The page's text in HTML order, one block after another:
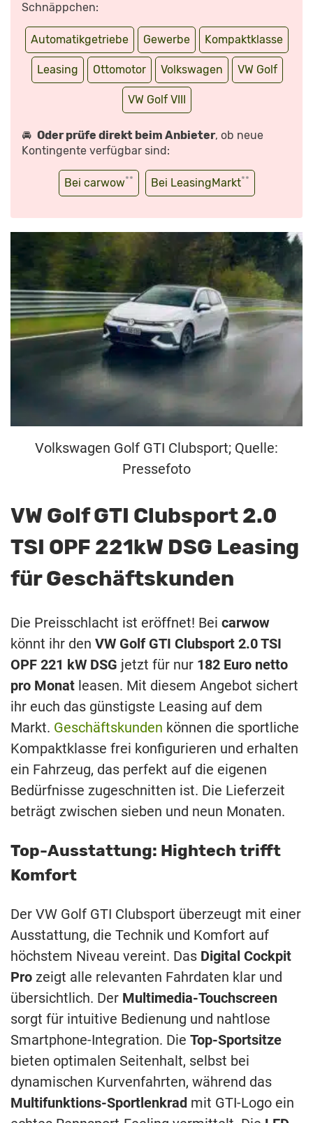
Schnäppchen:
Automatikgetriebe Gewerbe Kompaktklasse
Leasing Ottomotor Volkswagen VW Golf
VW Golf VIII
🚘 Oder prüfe direkt beim Anbieter, ob neue
Kontingente verfügbar sind:
Bei carwow** Bei LeasingMarkt**
Volkswagen Golf GTI Clubsport; Quelle:
Pressefoto
VW Golf GTI Clubsport 2.0
TSI OPF 221kW DSG Leasing
für Geschäftskunden
Die Preisschlacht ist eröffnet! Bei carwow
könnt ihr den VW Golf GTI Clubsport 2.0 TSI
OPF 221 kW DSG jetzt für nur 182 Euro netto
pro Monat leasen. Mit diesem Angebot sichert
ihr euch das günstigste Leasing auf dem
Markt. Geschäftskunden können die sportliche
Kompaktklasse frei konfigurieren und erhalten
ein Fahrzeug, das perfekt auf die eigenen
Bedürfnisse zugeschnitten ist. Die Lieferzeit
beträgt zwischen sieben und neun Monaten.
Top-Ausstattung: Hightech trifft
Komfort
Der VW Golf GTI Clubsport überzeugt mit einer
Ausstattung, die Technik und Komfort auf
höchstem Niveau vereint. Das Digital Cockpit
Pro zeigt alle relevanten Fahrdaten klar und
übersichtlich. Der Multimedia-Touchscreen
sorgt für intuitive Bedienung und nahtlose
Smartphone-Integration. Die Top-Sportsitze
bieten optimalen Seitenhalt, selbst bei
dynamischen Kurvenfahrten, während das
Multifunktions-Sportlenkrad mit GTI-Logo ein